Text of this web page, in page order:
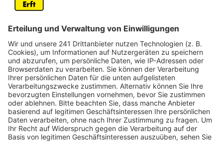
Anzeige
Nach der einmaligen Registrierung in der nextbike-App
und Hinterlegung der Bezahldaten reicht ein Scan des
auf dem Rad aufgebrachten QR-Codes und die Fahrt
kann losgehen. Über die App werden sowohl die in
Standortnähe verfügbaren SmartBikes als auch die
Stationen für die Rückgabe angezeigt. Abgerechnet
wird die Fahrtdauer in 30-Minuten-Schritten. Kommt
Besuch oder fährt die ganze Familie mit, können bis zu
vier Räder pro Konto ausgeliehen werden.Aktuell